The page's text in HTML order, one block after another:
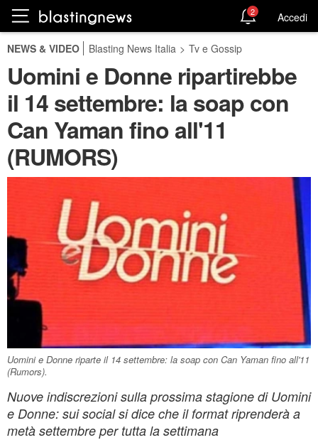
2 Accedi
NEWS & VIDEO Blasting News Italia > Tv e Gossip
Uomini e Donne ripartirebbe
il 14 settembre: la soap con
Can Yaman fino all'11
(RUMORS)
Uomini e Donne riparte il 14 settembre: la soap con Can Yaman fino all'11
(Rumors).
Nuove indiscrezioni sulla prossima stagione di Uomini
e Donne: sui social si dice che il format riprenderà a
metà settembre per tutta la settimana